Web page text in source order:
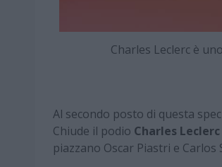
Charles Leclerc è
Al secondo posto di questa
Chiude il podio Charles Leclerc
piazzano Oscar Piastri e Carlos